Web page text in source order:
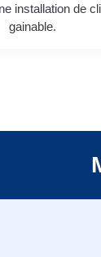
installation de
gainable.